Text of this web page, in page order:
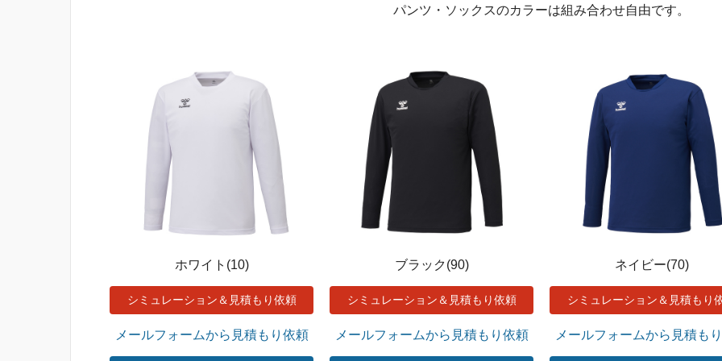
パンツ・ソックスのカラーは組み合わせ自由です。
ホワイト(10)
シミュレーション＆見積もり依頼
メールフォームから見積もり依頼
ブラック(90)
シミュレーション＆見積もり依頼
メールフォームから見積もり依頼
ネイビー(70)
シミュレーション＆見積もり
メールフォームから見積も